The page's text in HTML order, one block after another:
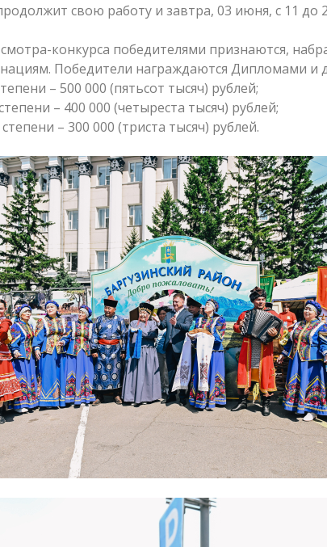
свою работу и завтра, 03 июня, с 11 до
конкурса победителями признаются,
Победители награждаются Дипломами и
– 500 000 (пятьсот тысяч) рублей;
– 400 000 (четыреста тысяч) рублей;
– 300 000 (триста тысяч) рублей.